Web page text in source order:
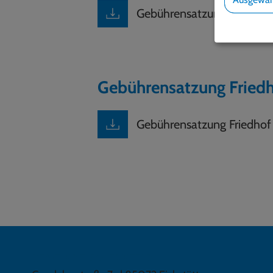
Gebührensatzung zur
Gebührensatzung
Gebührensatzung Friedhof